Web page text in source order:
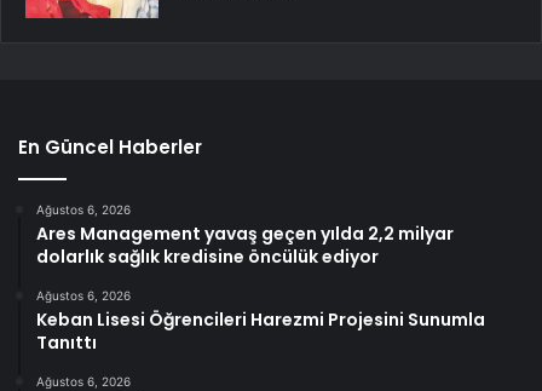
En Güncel Haberler
Ağustos 6, 2026
Ares Management yavaş geçen yılda 2,2 milyar
dolarlık sağlık kredisine öncülük ediyor
Ağustos 6, 2026
Keban Lisesi Öğrencileri Harezmi Projesini Sunumla
Tanıttı
Ağustos 6, 2026